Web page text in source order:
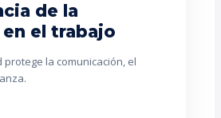
de la
el trabajo
la comunicación, el